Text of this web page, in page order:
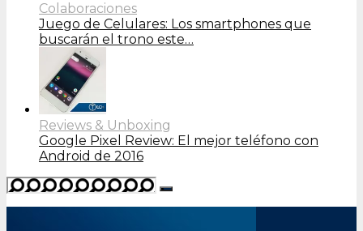
Colaboraciones
Juego de Celulares: Los smartphones que
buscarán el trono este…
Reviews & Unboxing
Google Pixel Review: El mejor teléfono con
Android de 2016